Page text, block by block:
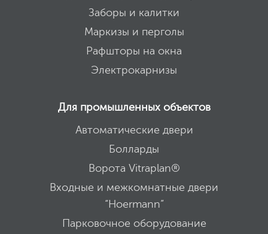
Заборы и калитки
Маркизы и перголы
Рафшторы на окна
Электрокарнизы
Для промышленных объектов
Автоматические двери
Болларды
Ворота Vitraplan®
Входные и межкомнатные двери
“Hoermann”
Парковочное оборудование